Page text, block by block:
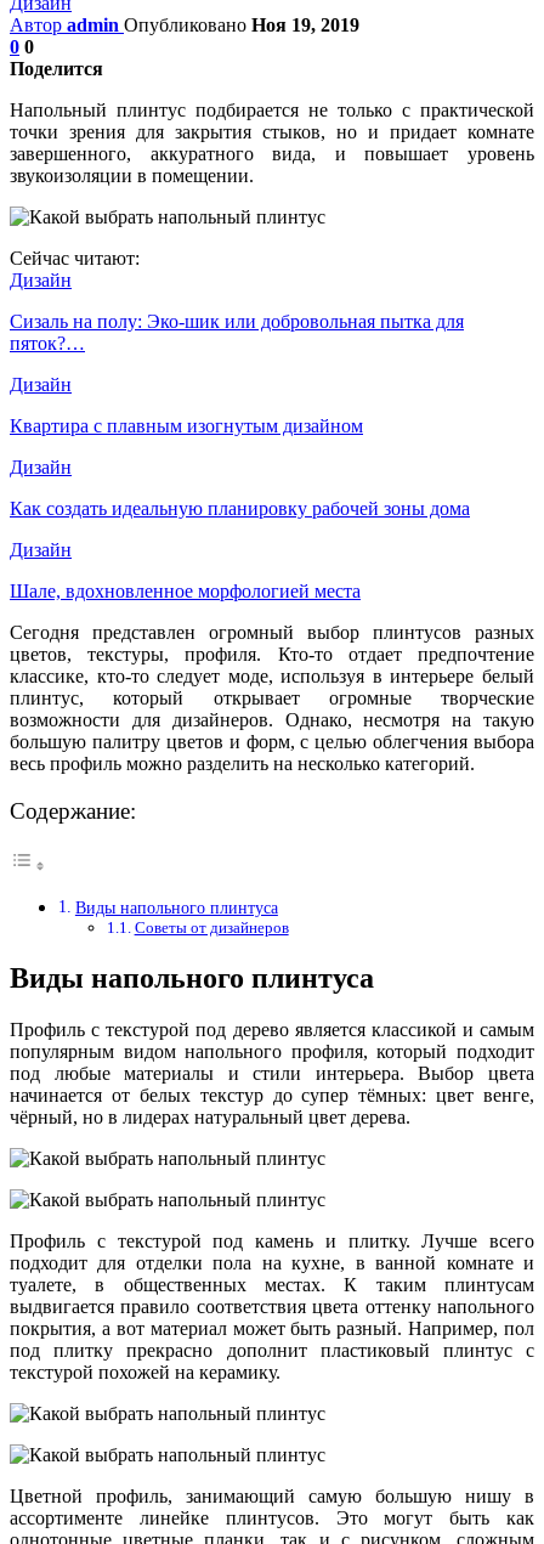
Автор admin Опубликовано Ноя 19, 2019
0 0
Поделится
Напольный плинтус подбирается не только с практической
точки зрения для закрытия стыков, но и придает комнате
завершенного, аккуратного вида, и повышает уровень
звукоизоляции в помещении.
Сейчас читают:
Дизайн
Сизаль на полу: Эко-шик или добровольная пытка для
пяток?…
Дизайн
Квартира с плавным изогнутым дизайном
Дизайн
Как создать идеальную планировку рабочей зоны дома
Дизайн
Шале, вдохновленное морфологией места
Сегодня представлен огромный выбор плинтусов разных
цветов, текстуры, профиля. Кто-то отдает предпочтение
классике, кто-то следует моде, используя в интерьере белый
плинтус, который открывает огромные творческие
возможности для дизайнеров. Однако, несмотря на такую
большую палитру цветов и форм, с целью облегчения выбора
весь профиль можно разделить на несколько категорий.
Содержание:
Виды напольного плинтуса
Советы от дизайнеров
Виды напольного плинтуса
Профиль с текстурой под дерево является классикой и самым
популярным видом напольного профиля, который подходит
под любые материалы и стили интерьера. Выбор цвета
начинается от белых текстур до супер тёмных: цвет венге,
чёрный, но в лидерах натуральный цвет дерева.
Профиль с текстурой под камень и плитку. Лучше всего
подходит для отделки пола на кухне, в ванной комнате и
туалете, в общественных местах. К таким плинтусам
выдвигается правило соответствия цвета оттенку напольного
покрытия, а вот материал может быть разный. Например, пол
под плитку прекрасно дополнит пластиковый плинтус с
текстурой похожей на керамику.
Цветной профиль, занимающий самую большую нишу в
ассортименте линейке плинтусов. Это могут быть как
однотонные цветные планки, так и с рисунком, сложным